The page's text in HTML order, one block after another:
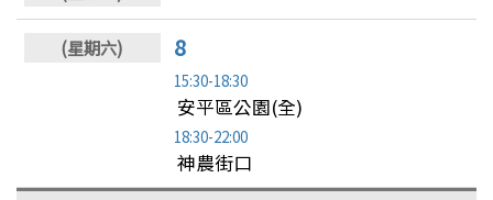
8
15:30-18:30
安平區公園(全)
18:30-22:00
神農街口